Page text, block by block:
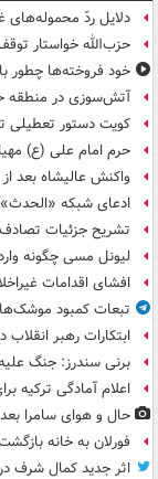
دلایل ردّ محموله‌های
حزب‌الله خواستار
خود فروخته‌ها چطور
آتش‌سوزی در منطقه
کویت دستور تعطیلی
حرم امام علی (ع)
واکنش عالیشاه بعد
ادعای شبکه «الحدث»
تشریح جزئیات تصادف ۱۲ خودرو با ۱۹ مصدوم
لیونل مسی چگونه
افشای اقدامات
تبعات کمبود
ابتکارات رهبر انقلاب
برنی سندرز: جنگ
اعلام آمادگی ترکیه
حال و هوای سامرا بعد
فورلان به خانه
اثر جدید کمال شرف